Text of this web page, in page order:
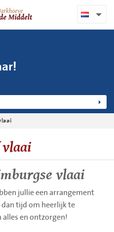
vlaai
vlaai
jullie een arrangement
dan tijd om heerlijk te
en ontzorgen!